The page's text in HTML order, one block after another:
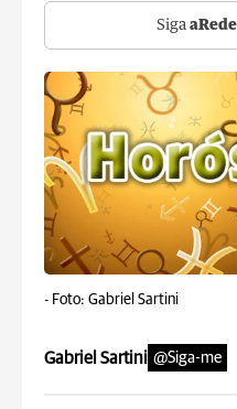
Siga aRede
- Foto: Gabriel Sartini
Gabriel Sartini @Siga-me